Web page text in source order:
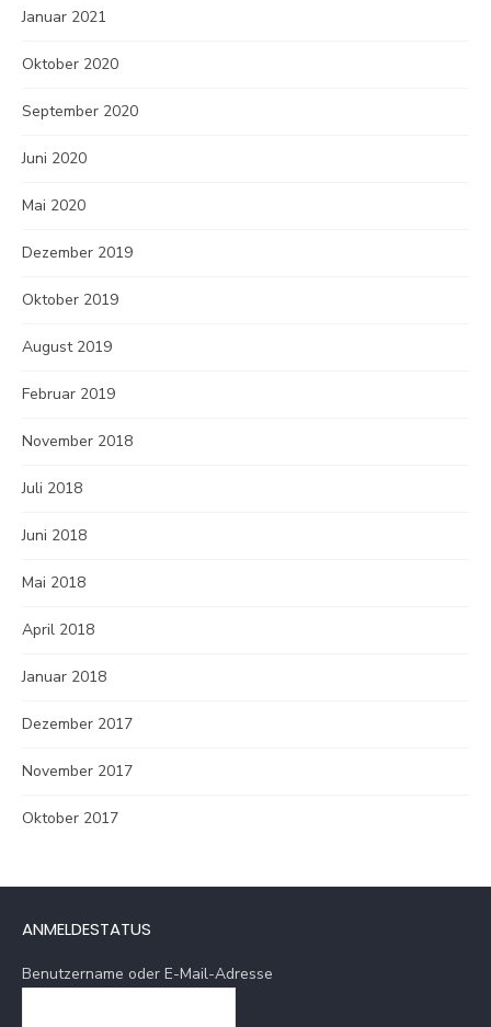
Januar 2021
Oktober 2020
September 2020
Juni 2020
Mai 2020
Dezember 2019
Oktober 2019
August 2019
Februar 2019
November 2018
Juli 2018
Juni 2018
Mai 2018
April 2018
Januar 2018
Dezember 2017
November 2017
Oktober 2017
ANMELDESTATUS
Benutzername oder E-Mail-Adresse